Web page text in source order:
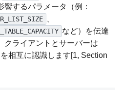
するパラメータ（例：
など）を伝達
クライアントとサーバーは
相互に認識します[1, Section